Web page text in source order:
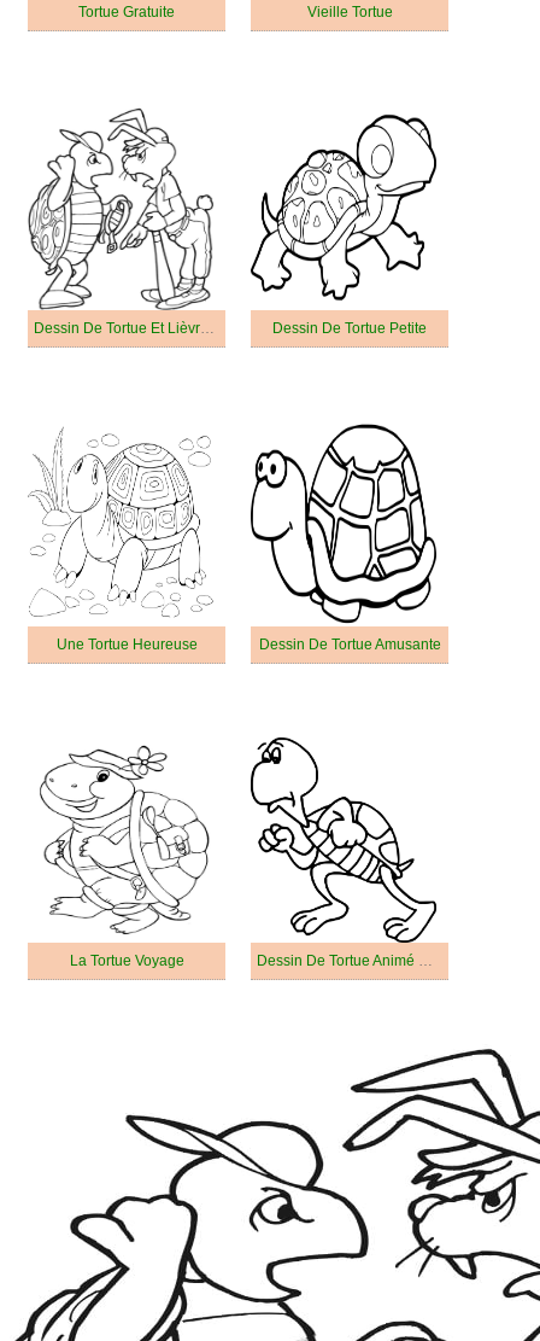
Tortue Gratuite Vieille Tortue
Dessin De Tortue Et Lièvre En Colère Dessin De Tortue Petite
Une Tortue Heureuse Dessin De Tortue Amusante
La Tortue Voyage Dessin De Tortue Animé Qui Court